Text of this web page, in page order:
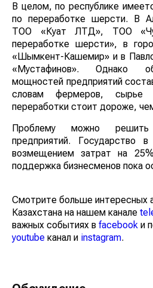
В целом, по республике
по переработке шерсти. В
ТОО «Куат ЛТД», ТОО
переработке шерсти», в
«Шымкент-Кашемир» и в
«Мустафинов». Однако
мощностей предприятий
словам фермеров, сырье
переработки стоит дороже,
Проблему можно
предприятий. Государство
возмещением затрат на
поддержка бизнесменов пока
Смотрите больше интересных
Казахстана на нашем канале
важных событиях в facebook и
youtube канал и instagram.